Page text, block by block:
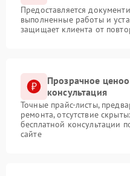
Предоставляется
выполненные работы и
защищает клиента от
Прозрачное
консультация
Точные прайс-листы,
ремонта, отсутствие
бесплатной консультации
сайте